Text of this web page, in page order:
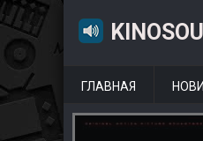
ГЛАВНАЯ